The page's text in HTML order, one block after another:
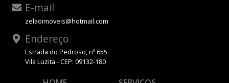
E-mail
zelaoimoveis@hotmail.com
Endereço
Estrada do Pedroso, nº 655
Vila Luzita - CEP: 09132-180